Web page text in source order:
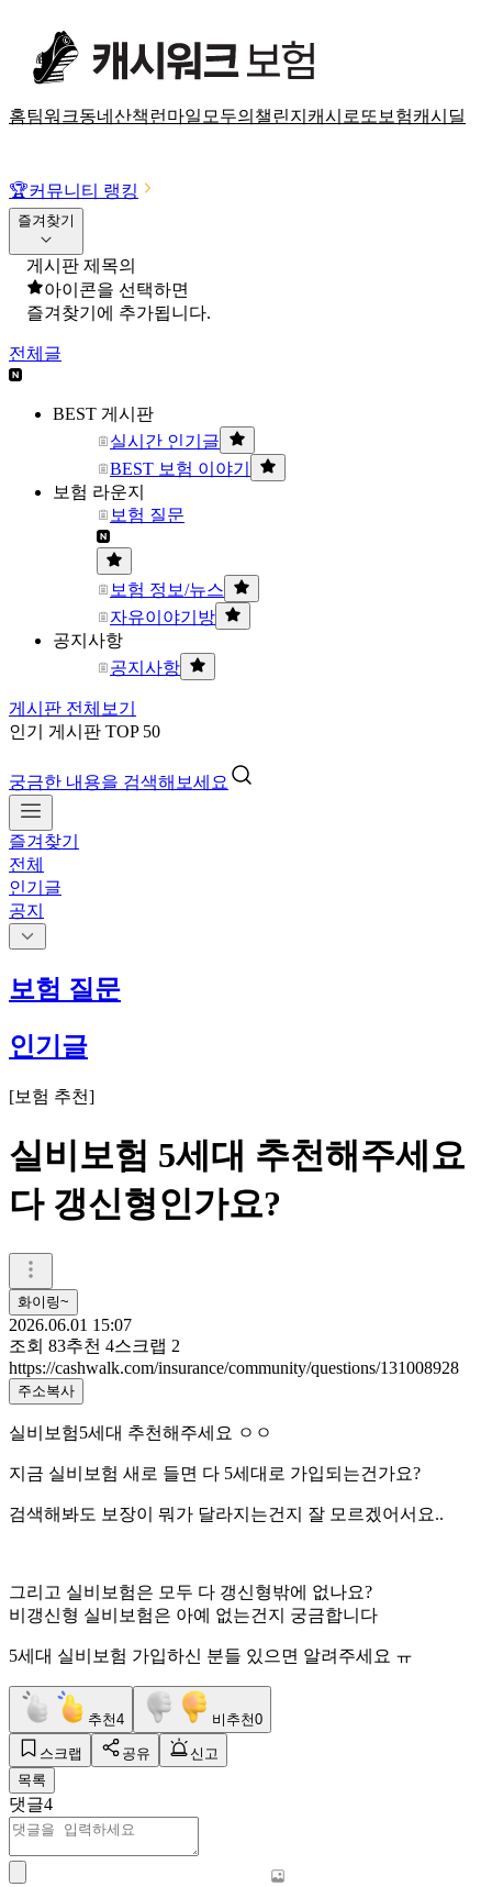
홈팀워크동네산책 런마일 모두의챌린지 캐시로또 보험캐시딜
🏆커뮤니티 랭킹
즐겨찾기
게시판 제목의
아이콘을 선택하면
즐겨찾기에 추가됩니다.
전체글
BEST 게시판
실시간 인기글
BEST 보험 이야기
보험 라운지
보험 질문
보험 정보/뉴스
자유이야기방
공지사항
공지사항
게시판 전체보기
인기 게시판 TOP 50
궁금한 내용을 검색해보세요
즐겨찾기
전체
인기글
공지
보험 질문
인기글
[보험 추천]
실비보험 5세대 추천해주세요
다 갱신형인가요?
화이링~
2026.06.01 15:07
조회 83추천 4스크랩 2
https://cashwalk.com/insurance/community/questions/131008928
주소복사
실비보험5세대 추천해주세요 ㅇㅇ
지금 실비보험 새로 들면 다 5세대로 가입되는건가요?
검색해봐도 보장이 뭐가 달라지는건지 잘 모르겠어서요..
그리고 실비보험은 모두 다 갱신형밖에 없나요?
비갱신형 실비보험은 아예 없는건지 궁금합니다
5세대 실비보험 가입하신 분들 있으면 알려주세요 ㅠ
추천4 비추천0
스크랩 공유
신고
목록
댓글4